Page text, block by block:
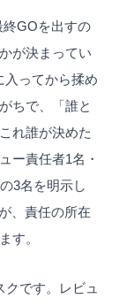
GOを出すの
が決まってい
入ってから揉め
ちで、「誰と
れ誰が決めた
ー責任者1名・
3名を明示し
、責任の所在
す。
です。レビュ